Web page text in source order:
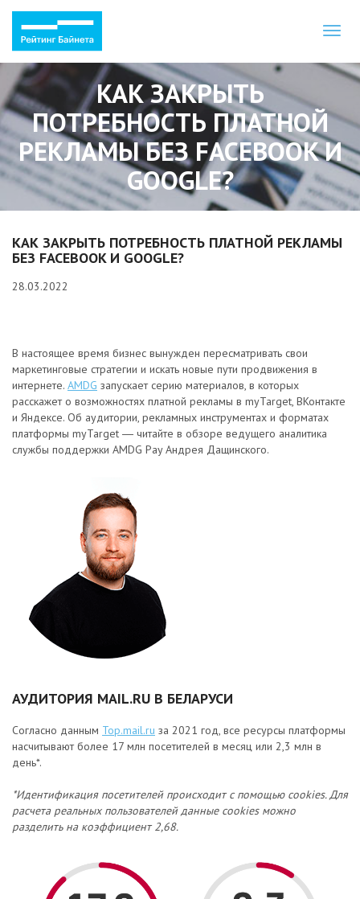
КАК ЗАКРЫТЬ
ПОТРЕБНОСТЬ ПЛАТНОЙ
РЕКЛАМЫ БЕЗ FACEBOOK И
GOOGLE?
КАК ЗАКРЫТЬ ПОТРЕБНОСТЬ ПЛАТНОЙ РЕКЛАМЫ
БЕЗ FACEBOOK И GOOGLE?
28.03.2022
В настоящее время бизнес вынужден пересматривать свои
маркетинговые стратегии и искать новые пути продвижения в
интернете. AMDG запускает серию материалов, в которых
расскажет о возможностях платной рекламы в myTarget, ВКонтакте
и Яндексе. Об аудитории, рекламных инструментах и форматах
платформы myTarget ― читайте в обзоре ведущего аналитика
службы поддержки AMDG Pay Андрея Дащинского.
АУДИТОРИЯ MAIL.RU В БЕЛАРУСИ
Согласно данным Top.mail.ru за 2021 год, все ресурсы платформы
насчитывают более 17 млн посетителей в месяц или 2,3 млн в
день*.
*Идентификация посетителей происходит с помощью cookies. Для
расчета реальных пользователей данные cookies можно
разделить на коэффициент 2,68.